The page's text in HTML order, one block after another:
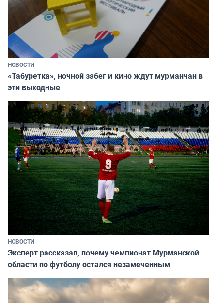
НОВОСТИ
«Табуретка», ночной забег и кино ждут мурманчан в
эти выходные
НОВОСТИ
Эксперт рассказал, почему чемпионат Мурманской
области по футболу остался незамеченным